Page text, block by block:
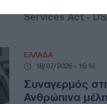
Services Act -
ΕΛΛΑΔΑ
18/07/2026 - 16:14
Συναγερμός
Ανθρώπινα